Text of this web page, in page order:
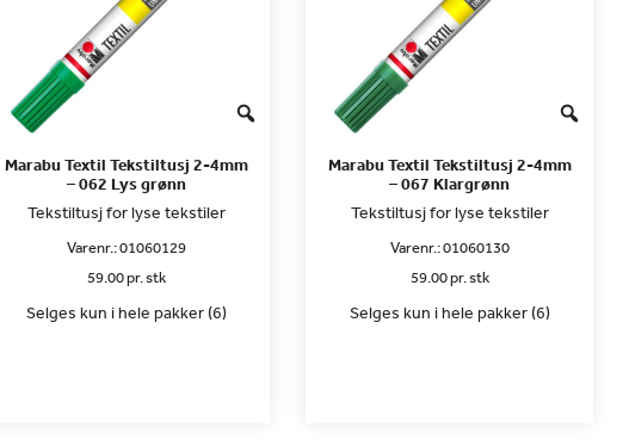
Marabu Textil Tekstiltusj 2-4mm
– 062 Lys grønn
Tekstiltusj for lyse tekstiler
Varenr.:01060129
59.00 pr. stk
Selges kun i hele pakker (6)
Marabu Textil Tekstiltusj 2-4mm
– 067 Klargrønn
Tekstiltusj for lyse tekstiler
Varenr.:01060130
59.00 pr. stk
Selges kun i hele pakker (6)